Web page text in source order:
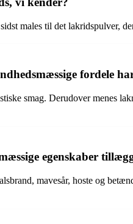
males til det lakridspulver,
fordele
smag. Derudover menes
egenskaber
mavesår, hoste og